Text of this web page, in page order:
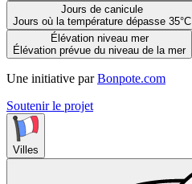
Jours de canicule
Jours où la température dépasse 35°C
Élévation niveau mer
Élévation prévue du niveau de la mer
Une initiative par Bonpote.com
Soutenir le projet
Villes